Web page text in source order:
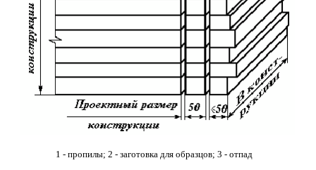
1 - пропилы; 2 - заготовка для образцов; 3 - отпад